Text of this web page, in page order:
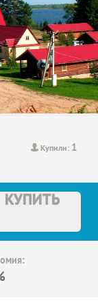
Купили: 1
КУПИТЬ